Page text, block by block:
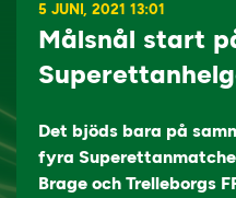
5 JUNI, 2021 13:01
Målsnål start
Det bjöds bara på
fyra
Brage och Trelleborgs